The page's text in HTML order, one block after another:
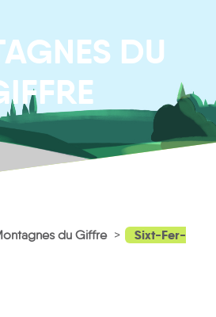
DU
du Giffre
Sixt-Fer-